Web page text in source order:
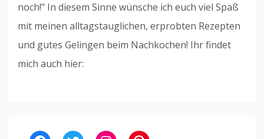
noch!" In diesem Sinne wünsche ich euch viel Spaß
mit meinen alltagstauglichen, erprobten Rezepten
und gutes Gelingen beim Nachkochen! Ihr findet
mich auch hier: